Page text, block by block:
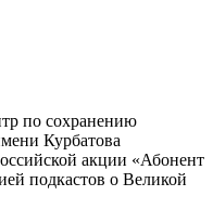
по сохранению
Курбатова
акции «Абонент
подкастов о Великой